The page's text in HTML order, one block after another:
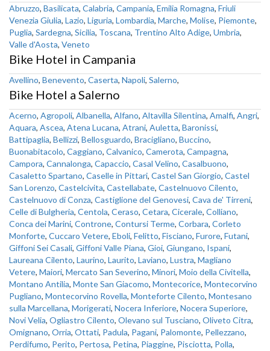
Abruzzo, Basilicata, Calabria, Campania, Emilia Romagna, Friuli
Venezia Giulia, Lazio, Liguria, Lombardia, Marche, Molise, Piemonte,
Puglia, Sardegna, Sicilia, Toscana, Trentino Alto Adige, Umbria,
Valle d'Aosta, Veneto
Bike Hotel in Campania
Avellino, Benevento, Caserta, Napoli, Salerno,
Bike Hotel a Salerno
Acerno, Agropoli, Albanella, Alfano, Altavilla Silentina, Amalfi, Angri,
Aquara, Ascea, Atena Lucana, Atrani, Auletta, Baronissi,
Battipaglia, Bellizzi, Bellosguardo, Bracigliano, Buccino,
Buonabitacolo, Caggiano, Calvanico, Camerota, Campagna,
Campora, Cannalonga, Capaccio, Casal Velino, Casalbuono,
Casaletto Spartano, Caselle in Pittari, Castel San Giorgio, Castel
San Lorenzo, Castelcivita, Castellabate, Castelnuovo Cilento,
Castelnuovo di Conza, Castiglione del Genovesi, Cava de' Tirreni,
Celle di Bulgheria, Centola, Ceraso, Cetara, Cicerale, Colliano,
Conca dei Marini, Controne, Contursi Terme, Corbara, Corleto
Monforte, Cuccaro Vetere, Eboli, Felitto, Fisciano, Furore, Futani,
Giffoni Sei Casali, Giffoni Valle Piana, Gioi, Giungano, Ispani,
Laureana Cilento, Laurino, Laurito, Laviano, Lustra, Magliano
Vetere, Maiori, Mercato San Severino, Minori, Moio della Civitella,
Montano Antilia, Monte San Giacomo, Montecorice, Montecorvino
Pugliano, Montecorvino Rovella, Monteforte Cilento, Montesano
sulla Marcellana, Morigerati, Nocera Inferiore, Nocera Superiore,
Novi Velia, Ogliastro Cilento, Olevano sul Tusciano, Oliveto Citra,
Omignano, Orria, Ottati, Padula, Pagani, Palomonte, Pellezzano,
Perdifumo, Perito, Pertosa, Petina, Piaggine, Pisciotta, Polla,